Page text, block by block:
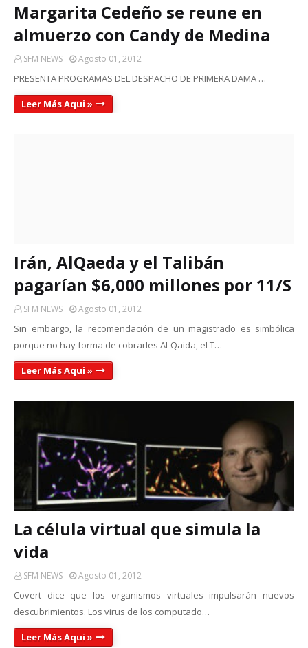
Margarita Cedeño se reune en
almuerzo con Candy de Medina
SFM NEWS Agosto 01, 2012
PRESENTA PROGRAMAS DEL DESPACHO DE PRIMERA DAMA …
Leer Más Aqui »
Irán, AlQaeda y el Talibán
pagarían $6,000 millones por 11/S
SFM NEWS Agosto 01, 2012
Sin embargo, la recomendación de un magistrado es simbólica
porque no hay forma de cobrarles Al-Qaida, el T…
Leer Más Aqui »
La célula virtual que simula la
vida
SFM NEWS Agosto 01, 2012
Covert dice que los organismos virtuales impulsarán nuevos
descubrimientos. Los virus de los computado…
Leer Más Aqui »